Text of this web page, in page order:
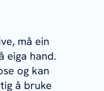
fører
må ein
eiga hand.
og kan
å bruke